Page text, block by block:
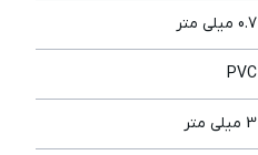
0.7 میلی متر
PVC
3 میلی متر